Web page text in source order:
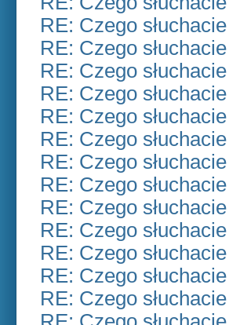
RE: Czego
RE: Czego
RE: Czego
RE: Czego
RE: Czego
RE: Czego
RE: Czego
RE: Czego
RE: Czego
RE: Czego
RE: Czego
RE: Czego
RE: Czego